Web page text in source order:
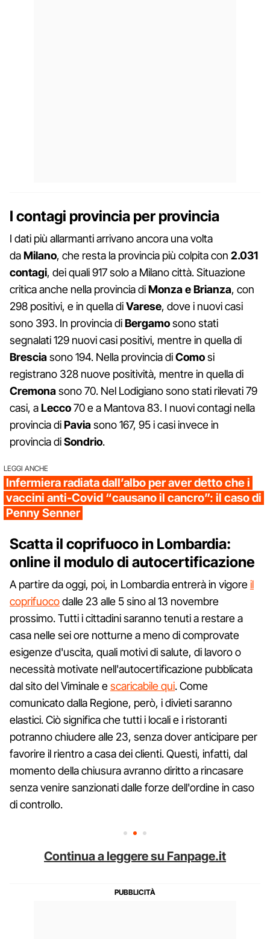
I contagi provincia per provincia
I dati più allarmanti arrivano ancora una volta
daMilano, che resta la provincia più colpita con 2.031
contagi, dei quali 917 solo a Milano città. Situazione
critica anche nella provincia diMonzae Brianza, con
298 positivi, e in quella diVarese, dove i nuovi casi
sono 393. In provincia diBergamosono stati
segnalati 129 nuovi casi positivi, mentre in quella di
Bresciasono 194. Nella provincia diComosi
registrano 328 nuove positività, mentre in quella di
Cremonasono 70. Nel Lodigiano sono stati rilevati 79
casi, aLecco70 e a Mantova 83. I nuovi contagi nella
provincia diPaviasono 167, 95 i casi invece in
provincia diSondrio.
LEGGI ANCHE
Infermiera radiata dall’albo per aver detto che i
vaccini anti-Covid “causano il cancro”: il caso di
Penny Senner
Scatta il coprifuoco in Lombardia:
online il modulo di autocertificazione
A partire da oggi, poi, in Lombardia entrerà in vigoreil
coprifuocodalle 23 alle 5 sino al 13 novembre
prossimo. Tutti i cittadini saranno tenuti a restare a
casa nelle sei ore notturne a meno di comprovate
esigenze d'uscita, quali motivi di salute, di lavoro o
necessità motivate nell'autocertificazione pubblicata
dal sito del Viminale escaricabile qui. Come
comunicato dalla Regione, però, i divieti saranno
elastici. Ciò significa che tutti i locali e i ristoranti
potranno chiudere alle 23, senza dover anticipare per
favorire il rientro a casa dei clienti. Questi, infatti, dal
momento della chiusura avranno diritto a rincasare
senza venire sanzionati dalle forze dell'ordine in caso
di controllo.
Continua a leggere su Fanpage.it